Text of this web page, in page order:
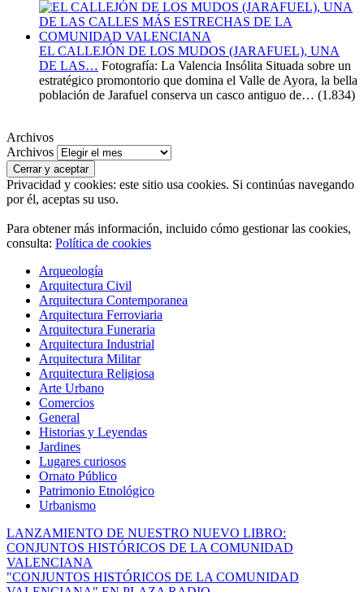
EL CALLEJÓN DE LOS MUDOS (JARAFUEL), UNA
DE LAS… Fotografía: La Valencia Insólita Situada sobre un
estratégico promontorio que domina el Valle de Ayora, la bella
población de Jarafuel conserva un casco antiguo de… (1.834)
Archivos
Archivos
Privacidad y cookies: este sitio usa cookies. Si continúas navegando
por él, aceptas su uso.
Para obtener más información, incluido cómo gestionar las cookies,
consulta: Política de cookies
Arqueología
Arquitectura Civil
Arquitectura Contemporanea
Arquitectura Ferroviaria
Arquitectura Funeraria
Arquitectura Industrial
Arquitectura Militar
Arquitectura Religiosa
Arte Urbano
Comercios
General
Historias y Leyendas
Jardines
Lugares curiosos
Ornato Público
Patrimonio Etnológico
Urbanismo
LANZAMIENTO DE NUESTRO NUEVO LIBRO:
CONJUNTOS HISTÓRICOS DE LA COMUNIDAD
VALENCIANA
"CONJUNTOS HISTÓRICOS DE LA COMUNIDAD